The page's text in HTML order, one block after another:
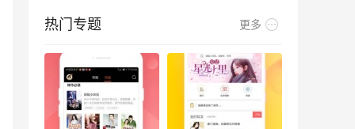
热门专题 更多